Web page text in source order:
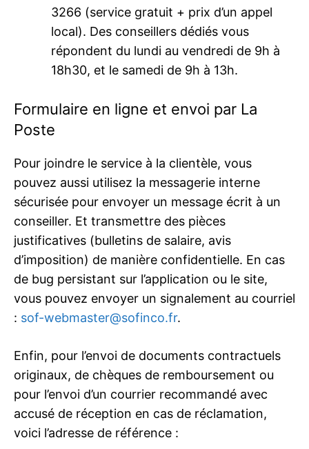
3266 (service gratuit + prix d’un appel
local). Des conseillers dédiés vous
répondent du lundi au vendredi de 9h à
18h30, et le samedi de 9h à 13h.
Formulaire en ligne et envoi par La
Poste
Pour joindre le service à la clientèle, vous
pouvez aussi utilisez la messagerie interne
sécurisée pour envoyer un message écrit à un
conseiller. Et transmettre des pièces
justificatives (bulletins de salaire, avis
d’imposition) de manière confidentielle. En cas
de bug persistant sur l’application ou le site,
vous pouvez envoyer un signalement au courriel
: sof-webmaster@sofinco.fr.
Enfin, pour l’envoi de documents contractuels
originaux, de chèques de remboursement ou
pour l’envoi d’un courrier recommandé avec
accusé de réception en cas de réclamation,
voici l’adresse de référence :